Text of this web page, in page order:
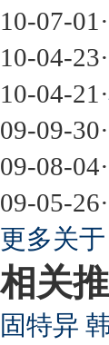
10-07-01 ·
10-04-23·
10-04-21 ·
09-09-30·
09-08-04·
09-05-26·
更多关于
相关
固特异